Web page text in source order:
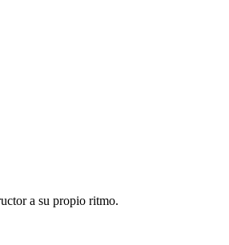
a su propio ritmo.